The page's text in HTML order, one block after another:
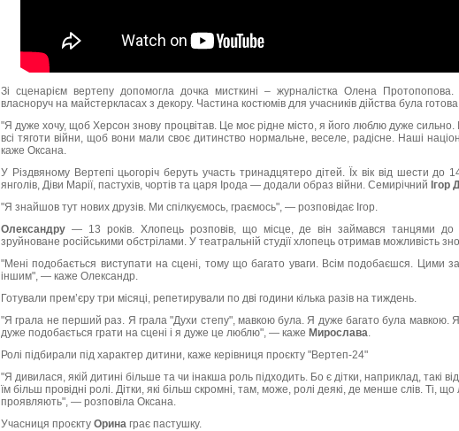
Зі сценарієм вертепу допомогла дочка мисткині – журналістка Олена
власноруч на майстеркласах з декору. Частина костюмів для учасників дійства була
"Я дуже хочу, щоб Херсон знову процвітав. Це моє рідне місто, я його люблю дуже сильно.
всі тяготи війни, щоб вони мали своє дитинство нормальне, веселе, радісне. Наші
каже Оксана.
У Різдвяному Вертепі цьогоріч беруть участь тринадцятеро дітей. Їх вік від шести до
янголів, Діви Марії, пастухів, чортів та царя Ірода — додали образ війни. Семирічний Ігор
"Я знайшов тут нових друзів. Ми спілкуємось, граємось", — розповідає Ігор.
Олександру — 13 років. Хлопець розповів, що місце, де він займався танцями до
зруйноване російськими обстрілами. У театральній студії хлопець отримав можливість
"Мені подобається виступати на сцені, тому що багато уваги. Всім подобаєшся. Цими
іншим", — каже Олександр.
Готували прем’єру три місяці, репетирували по дві години кілька разів на тиждень.
"Я грала не перший раз. Я грала "Духи степу", мавкою була. Я дуже багато була мавкою.
дуже подобається грати на сцені і я дуже це люблю", — каже Мирослава.
Ролі підбирали під характер дитини, каже керівниця проєкту "Вертеп-24"
"Я дивилася, якій дитині більше та чи інакша роль підходить. Бо є дітки, наприклад, такі
їм більш провідні ролі. Дітки, які більш скромні, там, може, ролі деякі, де менше слів. Ті,
проявляють", — розповіла Оксана.
Учасниця проєкту Орина грає пастушку.